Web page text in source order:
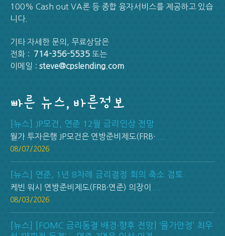
100% Cash out VA론 등 종합 융자서비스를 제공하고 있습
니다.
기타 자세한 문의, 무료상담은
전화 : 714-356-5535 또는
이메일 : steve@cpslending.com
빠른 뉴스, 바른정보
[뉴스] JP모건, 연준 12월 금리인상 전망
월가 투자은행 JP모건은 연방준비제도(FRB·
08/07/2026
[뉴스] 연준, 1년 8차례 금리결정 회의 축소 검토
케빈 워시 연방준비제도(FRB·연준) 의장이
08/03/2026
[뉴스] [FOMC 금리동결 배경·향후 전망] ‘물가안정’ 최우